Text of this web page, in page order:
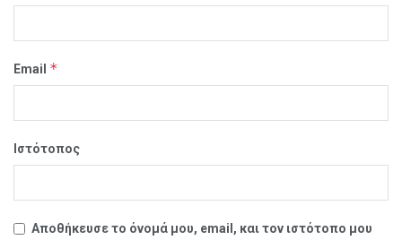
Email *
Ιστότοπος
Αποθήκευσε το όνομά μου, email, και τον ιστότοπο μου